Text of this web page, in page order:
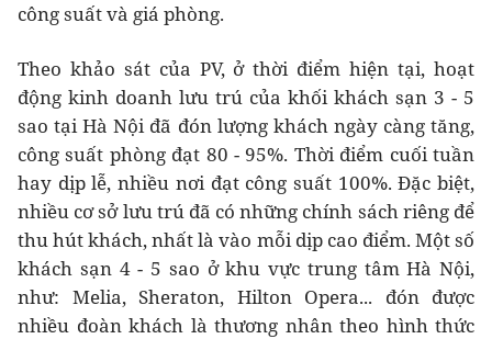
công suất và giá phòng.
Theo khảo sát của PV, ở thời điểm hiện tại, hoạt
động kinh doanh lưu trú của khối khách sạn 3 - 5
sao tại Hà Nội đã đón lượng khách ngày càng tăng,
công suất phòng đạt 80 - 95%. Thời điểm cuối tuần
hay dịp lễ, nhiều nơi đạt công suất 100%. Đặc biệt,
nhiều cơ sở lưu trú đã có những chính sách riêng để
thu hút khách, nhất là vào mỗi dịp cao điểm. Một số
khách sạn 4 - 5 sao ở khu vực trung tâm Hà Nội,
như: Melia, Sheraton, Hilton Opera... đón được
nhiều đoàn khách là thương nhân theo hình thức